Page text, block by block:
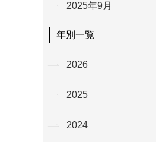
2025年9月
年別一覧
2026
2025
2024